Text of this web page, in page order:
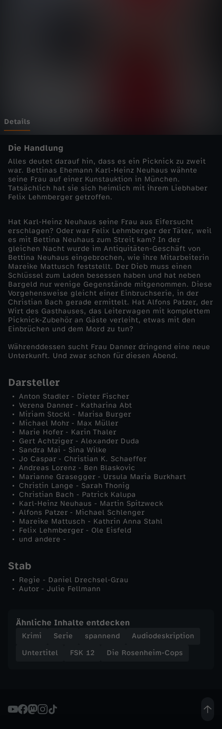
-
C
o
p
s
-
E
n
d
e
i
n
e
s
P
i
c
n
c
k
Details
Die Handlung
Alles deutet darauf hin, dass es ein Picknick zu zweit
war. Bettinas Ehemann Karl-Heinz Neuhaus wähnte
seine Frau auf einer Kunstauktion in München.
Tatsächlich hat sie sich heimlich mit ihrem Liebhaber
Felix Lehmberger getroffen.
Hat Karl-Heinz Neuhaus seine Frau aus Eifersucht
erschlagen? Oder war Felix Lehmberger der Täter, weil
es mit Bettina Neuhaus zum Streit kam? In der
gleichen Nacht wurde im Antiquitäten-Geschäft von
Bettina Neuhaus eingebrochen, wie ihre Mitarbeiterin
Mareike Mattusch feststellt. Der Dieb muss einen
Schlüssel zum Laden besessen haben und hat neben
Bargeld nur wenige Gegenstände mitgenommen. Diese
Vorgehensweise gleicht einer Einbruchserie, in der
Christian Bach gerade ermittelt. Hat Alfons Patzer, der
Wirt des Gasthauses, das Leiterwagen mit komplettem
Picknick-Zubehör an Gäste verleiht, etwas mit den
Einbrüchen und dem Mord zu tun?
Währenddessen sucht Frau Danner dringend eine neue
Unterkunft. Und zwar schon für diesen Abend.
Darsteller
Anton Stadler - Dieter Fischer
Verena Danner - Katharina Abt
Miriam Stockl - Marisa Burger
Michael Mohr - Max Müller
Marie Hofer - Karin Thaler
Gert Achtziger - Alexander Duda
Sandra Mai - Sina Wilke
Jo Caspar - Christian K. Schaeffer
Andreas Lorenz - Ben Blaskovic
Marianne Grasegger - Ursula Maria Burkhart
Christin Lange - Sarah Thonig
Christian Bach - Patrick Kalupa
Karl-Heinz Neuhaus - Martin Spitzweck
Alfons Patzer - Michael Schlenger
Mareike Mattusch - Kathrin Anna Stahl
Felix Lehmberger - Ole Eisfeld
und andere -
Stab
Regie - Daniel Drechsel-Grau
Autor - Julie Fellmann
Ähnliche Inhalte entdecken
Krimi Serie spannend
Audiodeskription
Untertitel
FSK 12 Die Rosenheim-Cops